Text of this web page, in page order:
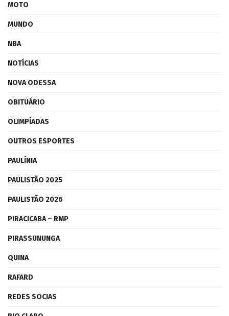
MOTO
MUNDO
NBA
NOTÍCIAS
NOVA ODESSA
OBITUÁRIO
OLIMPÍADAS
OUTROS ESPORTES
PAULÍNIA
PAULISTÃO 2025
PAULISTÃO 2026
PIRACICABA – RMP
PIRASSUNUNGA
QUINA
RAFARD
REDES SOCIAS